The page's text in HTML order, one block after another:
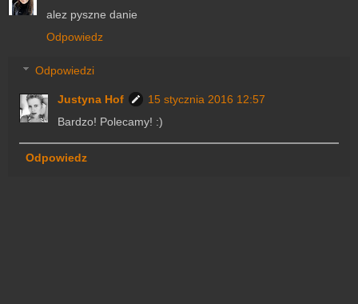
alez pyszne danie
Odpowiedz
Odpowiedzi
Justyna Hof
15 stycznia 2016 12:57
Bardzo! Polecamy! :)
Odpowiedz